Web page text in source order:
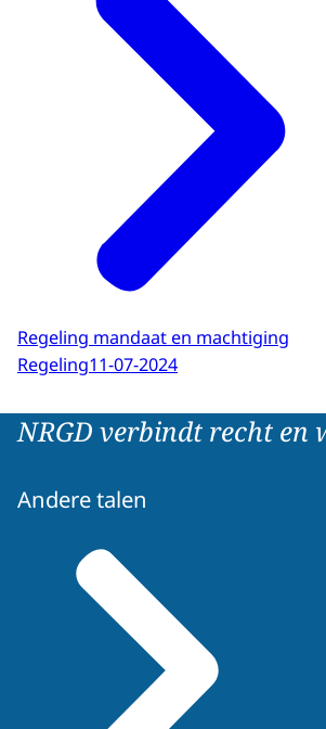
Regeling mandaat en machtiging
Regeling11-07-2024
NRGD verbindt recht en
Andere talen